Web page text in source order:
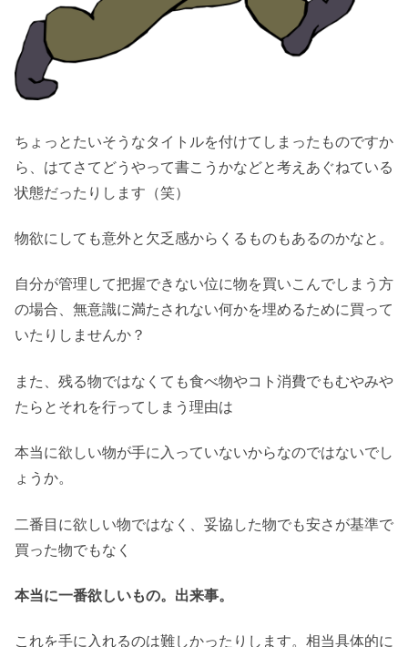
ちょっとたいそうなタイトルを付けてしまったものですか
ら、はてさてどうやって書こうかなどと考えあぐねている
状態だったりします（笑）
物欲にしても意外と欠乏感からくるものもあるのかなと。
自分が管理して把握できない位に物を買いこんでしまう方
の場合、無意識に満たされない何かを埋めるために買って
いたりしませんか？
また、残る物ではなくても食べ物やコト消費でもむやみや
たらとそれを行ってしまう理由は
本当に欲しい物が手に入っていないからなのではないでし
ょうか。
二番目に欲しい物ではなく、妥協した物でも安さが基準で
買った物でもなく
本当に一番欲しいもの。出来事。
これを手に入れるのは難しかったりします。相当具体的に